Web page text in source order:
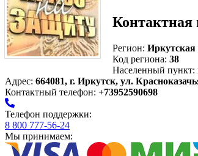
Регион: Иркутская
Код региона: 38
Населенный пункт:
Адрес: 664081, г. Иркутск, ул.
Контактный телефон: +73952590698
Телефон поддержки:
8 800 777-56-24
Мы принимаем: